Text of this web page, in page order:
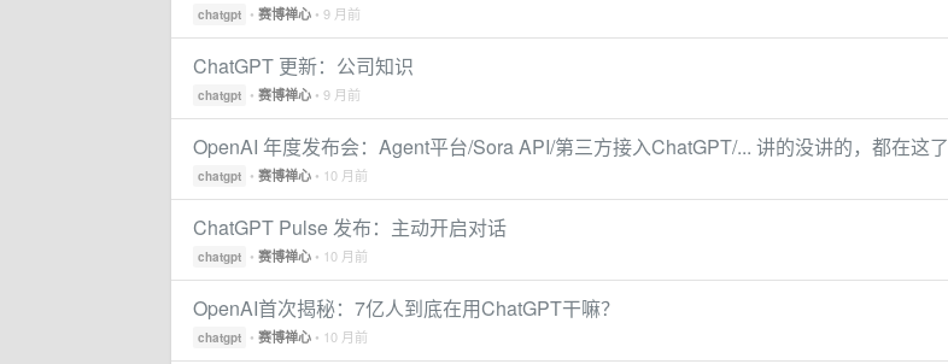
chatgpt • 赛博禅心 • 9 月前
ChatGPT 更新：公司知识
chatgpt • 赛博禅心 • 9 月前
OpenAI 年度发布会：Agent平台/Sora API/第三方接入ChatGPT/... 讲的没讲的，都在这了
chatgpt • 赛博禅心 • 10 月前
ChatGPT Pulse 发布：主动开启对话
chatgpt • 赛博禅心 • 10 月前
OpenAI首次揭秘：7亿人到底在用ChatGPT干嘛？
chatgpt • 赛博禅心 • 10 月前